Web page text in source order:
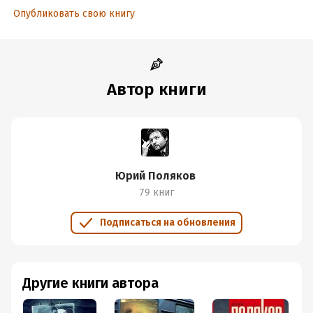
Опубликовать свою книгу
Автор книги
Юрий Поляков
79 книг
Подписаться на обновления
Другие книги автора